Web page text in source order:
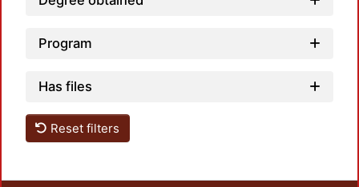
Program
Has files
Reset filters